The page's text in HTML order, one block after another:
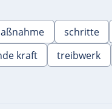
schritte
kraft treibwerk